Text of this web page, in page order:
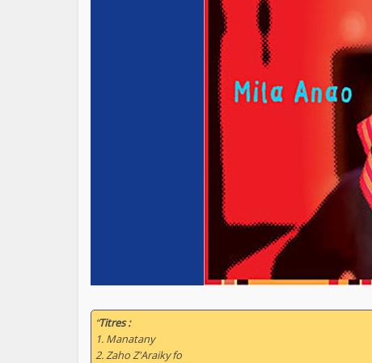
“Titres :
1. Manatany
2. Zaho Z'Araiky fo